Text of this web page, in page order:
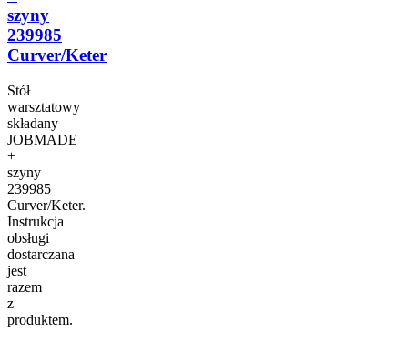
szyny
239985
Curver/Keter
Stół
warsztatowy
składany
JOBMADE
+
szyny
239985
Curver/Keter.
Instrukcja
obsługi
dostarczana
jest
razem
z
produktem.